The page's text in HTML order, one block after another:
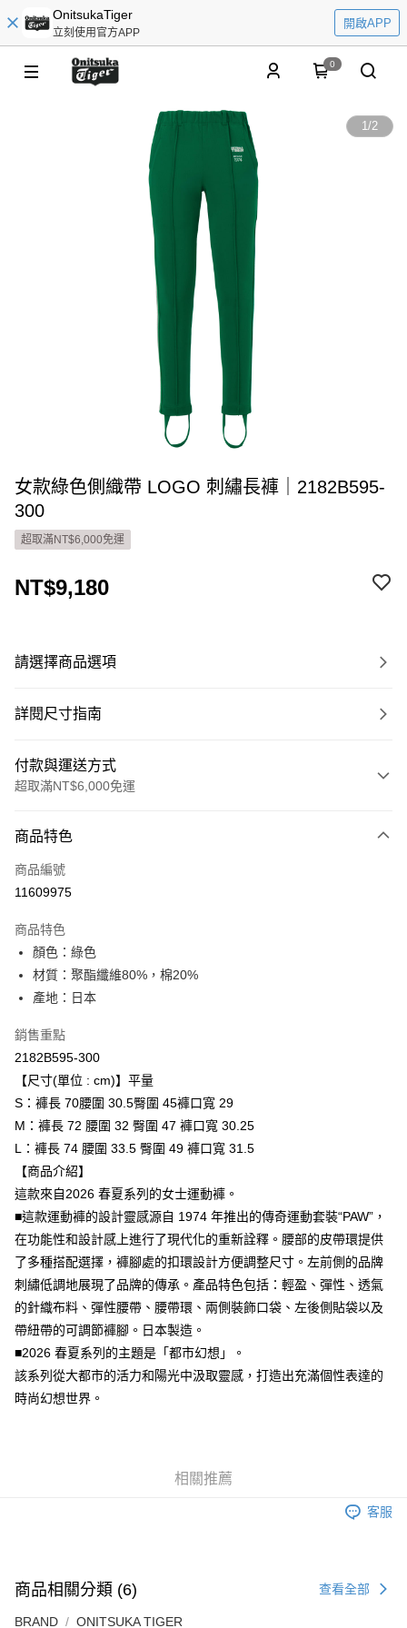
OnitsukaTiger
立刻使用官方APP
開啟APP
0
1/2
女款綠色側織帶 LOGO 刺繡長褲｜2182B595-
300
超取滿NT$6,000免運
NT$9,180
請選擇商品選項
詳閱尺寸指南
付款與運送方式
超取滿NT$6,000免運
信用卡一次付款
超商取貨付款
運送方式
全家取貨付款
每筆NT$80，滿NT$6,000(含以上)免運費
萊爾富取貨付款
每筆NT$80，滿NT$6,000(含以上)免運費
付款後萊爾富取貨
每筆NT$80，滿NT$6,000(含以上)免運費
7-11取貨付款
每筆NT$80，滿NT$6,000(含以上)免運費
付款後7-11取貨
每筆NT$80，滿NT$6,000(含以上)免運費
宅配
每筆NT$120，滿NT$6,000(含以上)免運費
商品特色
商品編號
11609975
商品特色
顏色：綠色
材質：聚酯纖維80%，棉20%
產地：日本
銷售重點
2182B595-300
【尺寸(單位 : cm)】平量
S：褲長 70腰圍 30.5臀圍 45褲口寬 29
M：褲長 72 腰圍 32 臀圍 47 褲口寬 30.25
L：褲長 74 腰圍 33.5 臀圍 49 褲口寬 31.5
【商品介紹】
這款來自2026 春夏系列的女士運動褲。
■這款運動褲的設計靈感源自 1974 年推出的傳奇運動套裝“PAW”，
在功能性和設計感上進行了現代化的重新詮釋。腰部的皮帶環提供
了多種搭配選擇，褲腳處的扣環設計方便調整尺寸。左前側的品牌
刺繡低調地展現了品牌的傳承。產品特色包括：輕盈、彈性、透氣
的針織布料、彈性腰帶、腰帶環、兩側裝飾口袋、左後側貼袋以及
帶紐帶的可調節褲腳。日本製造。
■2026 春夏系列的主題是「都市幻想」。
該系列從大都市的活力和陽光中汲取靈感，打造出充滿個性表達的
時尚幻想世界。
相關推薦
客服
商品相關分類 (6) 查看全部
BRAND ONITSUKA TIGER